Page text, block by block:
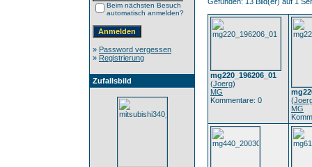
Beim nächsten Besuch
automatisch anmelden?
» Password vergessen
» Registrierung
Zufallsbild
mg220_196206_01
(Joerg)
MG
Kommentare: 0
(
MG